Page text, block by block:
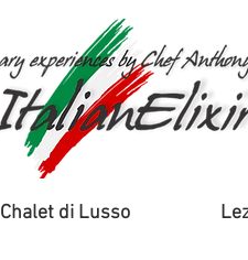
Chalet di Lusso